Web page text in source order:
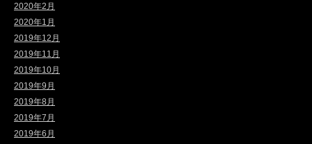
2020年2月
2020年1月
2019年12月
2019年11月
2019年10月
2019年9月
2019年8月
2019年7月
2019年6月